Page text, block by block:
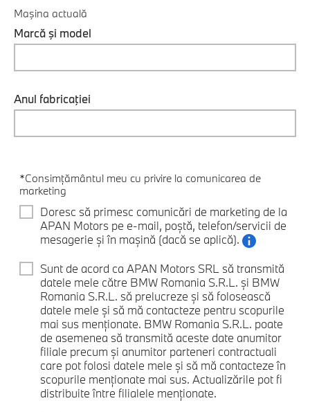
Maşina actuală
Marcă şi model
Anul fabricaţiei
*Consimțământul meu cu privire la comunicarea de
marketing
Doresc să primesc comunicări de marketing de la
APAN Motors pe e-mail, poștă, telefon/servicii de
mesagerie și în mașină (dacă se aplică).
Sunt de acord ca APAN Motors SRL să transmită
datele mele către BMW Romania S.R.L. și BMW
Romania S.R.L. să prelucreze și să folosească
datele mele și să mă contacteze pentru scopurile
mai sus menționate. BMW Romania S.R.L. poate
de asemenea să transmită aceste date anumitor
filiale precum și anumitor parteneri contractuali
care pot folosi datele mele și să mă contacteze în
scopurile menționate mai sus. Actualizările pot fi
distribuite între filialele menționate.